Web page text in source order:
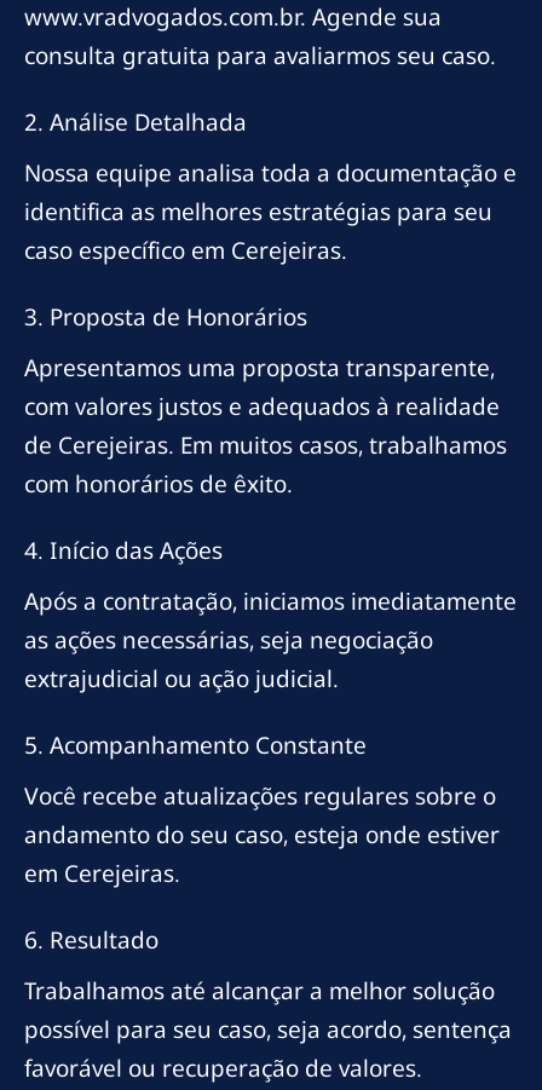
www.vradvogados.com.br. Agende sua
consulta gratuita para avaliarmos seu caso.
2. Análise Detalhada
Nossa equipe analisa toda a documentação e
identifica as melhores estratégias para seu
caso específico em Cerejeiras.
3. Proposta de Honorários
Apresentamos uma proposta transparente,
com valores justos e adequados à realidade
de Cerejeiras. Em muitos casos, trabalhamos
com honorários de êxito.
4. Início das Ações
Após a contratação, iniciamos imediatamente
as ações necessárias, seja negociação
extrajudicial ou ação judicial.
5. Acompanhamento Constante
Você recebe atualizações regulares sobre o
andamento do seu caso, esteja onde estiver
em Cerejeiras.
6. Resultado
Trabalhamos até alcançar a melhor solução
possível para seu caso, seja acordo, sentença
favorável ou recuperação de valores.